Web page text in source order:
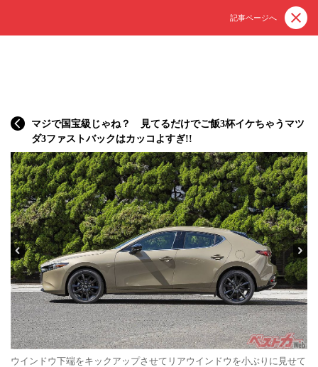
記事ページへ
マジで国宝級じゃね？ 見てるだけでご飯3杯イケちゃうマツ
ダ3ファストバックはカッコよすぎ!!
ウインドウ下端をキックアップさせてリアウインドウを小ぶりに見せて